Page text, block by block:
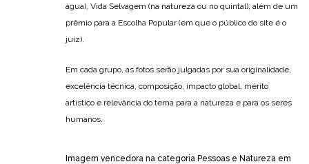
água), Vida Selvagem (na natureza ou no quintal), além de um
prêmio para a Escolha Popular (em que o público do site é o
juiz).
Em cada grupo, as fotos serão julgadas por sua originalidade,
excelência técnica, composição, impacto global, mérito
artístico e relevância do tema para a natureza e para os seres
humanos.
Imagem vencedora na categoria Pessoas e Natureza em